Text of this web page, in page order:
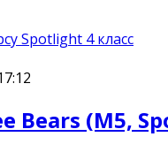
Spotlight 4 класс
Bears (M5,